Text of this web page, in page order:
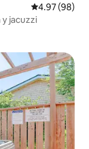
Calificación
4.97 (98)
jacuzzi